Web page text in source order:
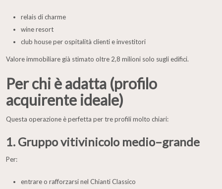
relais di charme
wine resort
club house per ospitalità clienti e investitori
Valore immobiliare già stimato oltre 2,8 milioni solo sugli edifici.
Per chi è adatta (profilo
acquirente ideale)
Questa operazione è perfetta per tre profili molto chiari:
1. Gruppo vitivinicolo medio–grande
Per:
entrare o rafforzarsi nel Chianti Classico